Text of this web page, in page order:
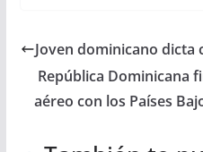
Joven dominicano dicta
República Dominicana
aéreo con los Países